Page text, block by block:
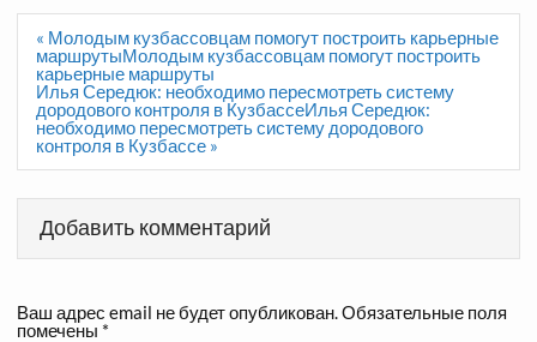
Навигация
по
записям
« Молодым кузбассовцам помогут построить карьерные
маршрутыМолодым кузбассовцам помогут построить
карьерные маршруты
Илья Середюк: необходимо пересмотреть систему
дородового контроля в КузбассеИлья Середюк:
необходимо пересмотреть систему дородового
контроля в Кузбассе »
Добавить комментарий
Ваш адрес email не будет опубликован.Обязательные поля
помечены *